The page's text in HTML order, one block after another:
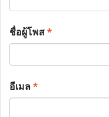
ชื่อผู้โพส*
อีเมล*